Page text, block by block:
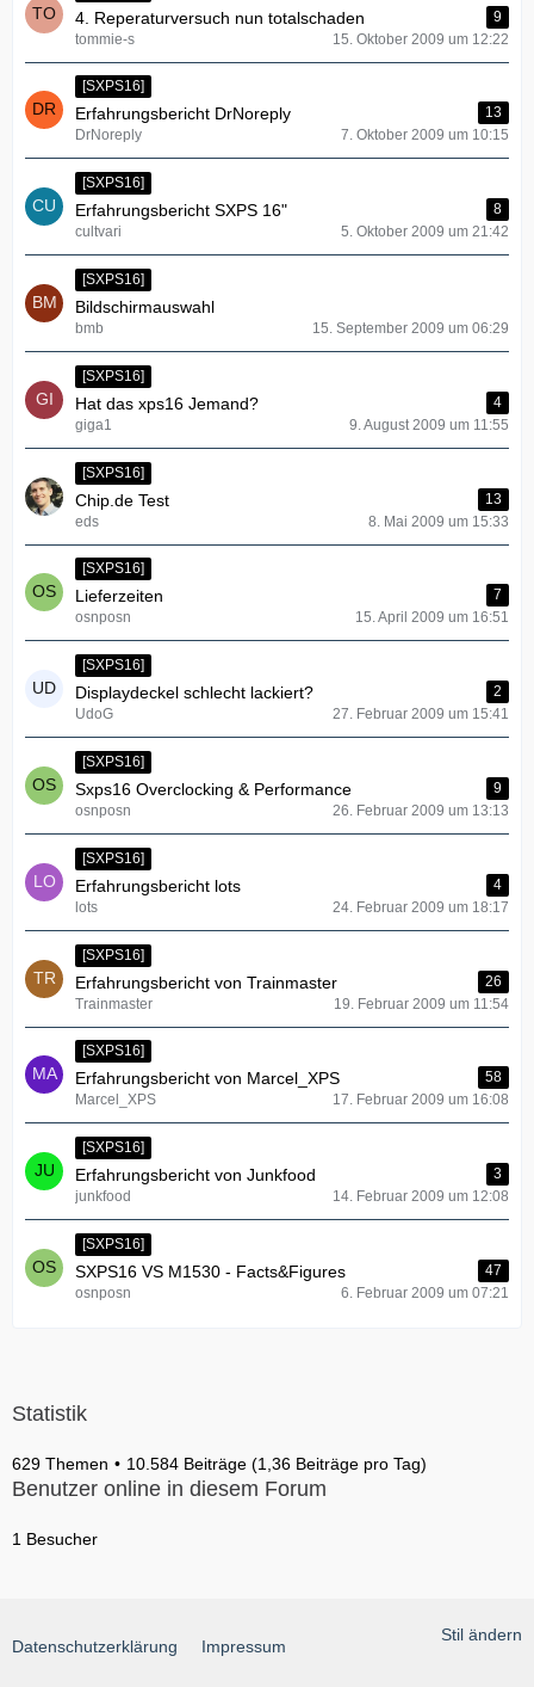
4. Reperaturversuch nun totalschaden
9
tommie-s
15. Oktober 2009 um 12:22
[SXPS16]
Erfahrungsbericht DrNoreply
13
DrNoreply
7. Oktober 2009 um 10:15
[SXPS16]
Erfahrungsbericht SXPS 16"
8
cultvari
5. Oktober 2009 um 21:42
[SXPS16]
Bildschirmauswahl
bmb 15. September 2009 um 06:29
[SXPS16]
Hat das xps16 Jemand?
4
giga1
9. August 2009 um 11:55
[SXPS16]
Chip.de Test
13
eds
8. Mai 2009 um 15:33
[SXPS16]
Lieferzeiten
7
osnposn
15. April 2009 um 16:51
[SXPS16]
Displaydeckel schlecht lackiert?
2
UdoG
27. Februar 2009 um 15:41
[SXPS16]
Sxps16 Overclocking & Performance
9
osnposn
26. Februar 2009 um 13:13
[SXPS16]
Erfahrungsbericht lots
4
lots
24. Februar 2009 um 18:17
[SXPS16]
Erfahrungsbericht von Trainmaster
26
Trainmaster
19. Februar 2009 um 11:54
[SXPS16]
Erfahrungsbericht von Marcel_XPS
58
Marcel_XPS
17. Februar 2009 um 16:08
[SXPS16]
Erfahrungsbericht von Junkfood
3
junkfood
14. Februar 2009 um 12:08
[SXPS16]
SXPS16 VS M1530 - Facts&Figures
47
osnposn
6. Februar 2009 um 07:21
Statistik
629 Themen 10.584 Beiträge (1,36 Beiträge pro Tag)
Benutzer online in diesem Forum
1 Besucher
Stil ändern
Datenschutzerklärung Impressum